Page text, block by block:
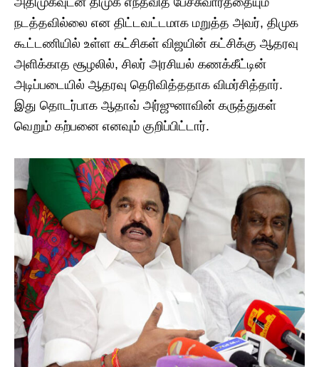
நடத்தவில்லை என திட்டவட்டமாக மறுத்த அவர், திமுக
கூட்டணியில் உள்ள கட்சிகள் விஜயின் கட்சிக்கு ஆதரவு
அளிக்காத சூழலில், சிலர் அரசியல் கணக்கீட்டின்
அடிப்படையில் ஆதரவு தெரிவித்ததாக விமர்சித்தார்.
இது தொடர்பாக ஆதாவ் அர்ஜுனாவின் கருத்துகள்
வெறும் கற்பனை எனவும் குறிப்பிட்டார்.